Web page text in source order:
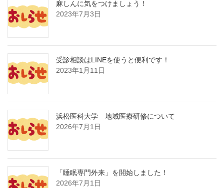
麻しんに気をつけましょう！
2023年7月3日
受診相談はLINEを使うと便利です！
2023年1月11日
浜松医科大学 地域医療研修について
2026年7月1日
「睡眠専門外来」を開始しました！
2026年7月1日